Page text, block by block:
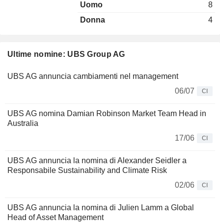
Ultime nomine: UBS Group AG
UBS AG annuncia cambiamenti nel management
06/07
CI
UBS AG nomina Damian Robinson Market Team Head in
Australia
17/06
CI
UBS AG annuncia la nomina di Alexander Seidler a
Responsabile Sustainability and Climate Risk
02/06
CI
UBS AG annuncia la nomina di Julien Lamm a Global
Head of Asset Management
Uomo
8
Donna
4